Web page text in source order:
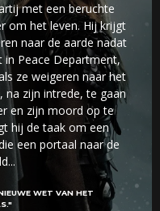
met een beruchte
om het leven. Hij krijgt
naar de aarde nadat
in Peace Department,
ze weigeren naar het
na zijn intrede, te gaan
en zijn moord op te
hij de taak om een
een portaal naar de
WET VAN HET